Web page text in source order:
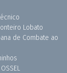
Lobato
de Combate ao